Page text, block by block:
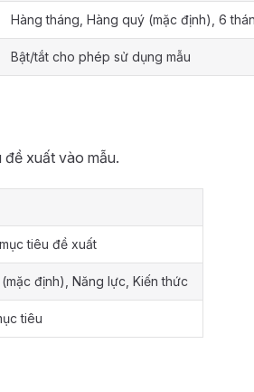
Hàng tháng, Hàng quý (mặc định), 6
Bật/tắt cho phép sử dụng mẫu
đề xuất vào mẫu.
tiêu đề xuất
định), Năng lực, Kiến thức
tiêu